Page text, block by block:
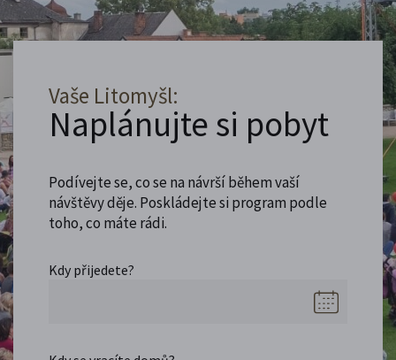
Vaše Litomyšl:
Naplánujte si pobyt
Podívejte se, co se na návrší během vaší
návštěvy děje. Poskládejte si program podle
toho, co máte rádi.
Kdy přijedete?